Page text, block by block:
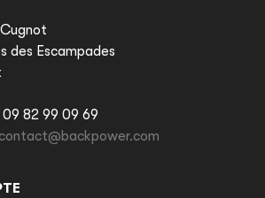
des Escampades
09 82 99 09 69
contact@backpower.com